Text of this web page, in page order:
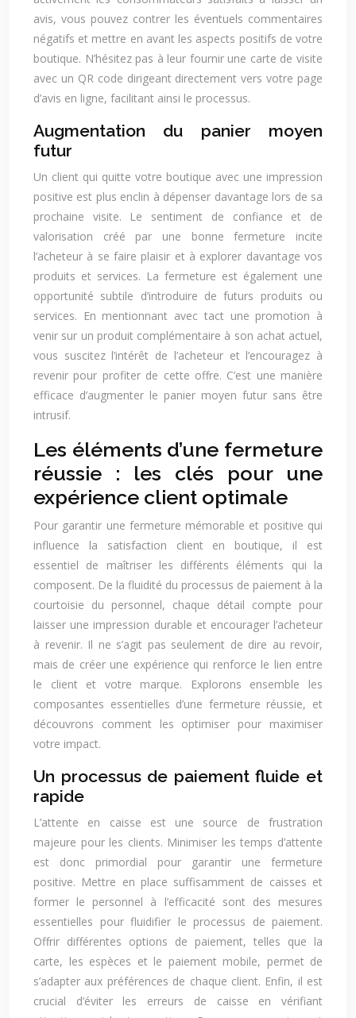
avis, vous pouvez contrer les éventuels commentaires
négatifs et mettre en avant les aspects positifs de votre
boutique. N’hésitez pas à leur fournir une carte de visite
avec un QR code dirigeant directement vers votre page
d’avis en ligne, facilitant ainsi le processus.
Augmentation du panier moyen
futur
Un client qui quitte votre boutique avec une impression
positive est plus enclin à dépenser davantage lors de sa
prochaine visite. Le sentiment de confiance et de
valorisation créé par une bonne fermeture incite
l’acheteur à se faire plaisir et à explorer davantage vos
produits et services. La fermeture est également une
opportunité subtile d’introduire de futurs produits ou
services. En mentionnant avec tact une promotion à
venir sur un produit complémentaire à son achat actuel,
vous suscitez l’intérêt de l’acheteur et l’encouragez à
revenir pour profiter de cette offre. C’est une manière
efficace d’augmenter le panier moyen futur sans être
intrusif.
Les éléments d’une fermeture
réussie : les clés pour une
expérience client optimale
Pour garantir une fermeture mémorable et positive qui
influence la satisfaction client en boutique, il est
essentiel de maîtriser les différents éléments qui la
composent. De la fluidité du processus de paiement à la
courtoisie du personnel, chaque détail compte pour
laisser une impression durable et encourager l’acheteur
à revenir. Il ne s’agit pas seulement de dire au revoir,
mais de créer une expérience qui renforce le lien entre
le client et votre marque. Explorons ensemble les
composantes essentielles d’une fermeture réussie, et
découvrons comment les optimiser pour maximiser
votre impact.
Un processus de paiement fluide et
rapide
L’attente en caisse est une source de frustration
majeure pour les clients. Minimiser les temps d’attente
est donc primordial pour garantir une fermeture
positive. Mettre en place suffisamment de caisses et
former le personnel à l’efficacité sont des mesures
essentielles pour fluidifier le processus de paiement.
Offrir différentes options de paiement, telles que la
carte, les espèces et le paiement mobile, permet de
s’adapter aux préférences de chaque client. Enfin, il est
crucial d’éviter les erreurs de caisse en vérifiant